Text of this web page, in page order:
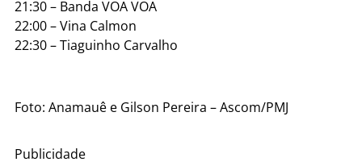
21:30 – Banda VOA VOA
22:00 – Vina Calmon
22:30 – Tiaguinho Carvalho
Foto: Anamauê e Gilson Pereira – Ascom/PMJ
Publicidade